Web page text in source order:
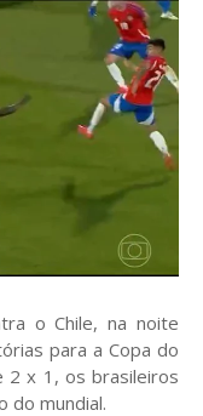
o Chile, na noite
para a Copa do
2 x 1, os brasileiros
do mundial.